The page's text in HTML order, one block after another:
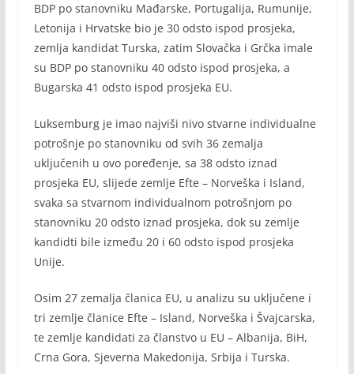
BDP po stanovniku Mađarske, Portugalija, Rumunije,
Letonija i Hrvatske bio je 30 odsto ispod prosjeka,
zemlja kandidat Turska, zatim Slovačka i Grčka imale
su BDP po stanovniku 40 odsto ispod prosjeka, a
Bugarska 41 odsto ispod prosjeka EU.
Luksemburg je imao najviši nivo stvarne individualne
potrošnje po stanovniku od svih 36 zemalja
uključenih u ovo poređenje, sa 38 odsto iznad
prosjeka EU, slijede zemlje Efte – Norveška i Island,
svaka sa stvarnom individualnom potrošnjom po
stanovniku 20 odsto iznad prosjeka, dok su zemlje
kandidti bile između 20 i 60 odsto ispod prosjeka
Unije.
Osim 27 zemalja članica EU, u analizu su uključene i
tri zemlje članice Efte – Island, Norveška i Švajcarska,
te zemlje kandidati za članstvo u EU – Albanija, BiH,
Crna Gora, Sjeverna Makedonija, Srbija i Turska.